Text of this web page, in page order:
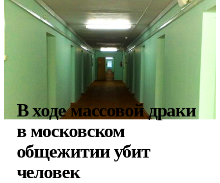
В ходе массовой драки
в московском
общежитии убит
человек